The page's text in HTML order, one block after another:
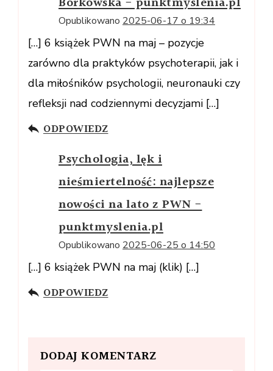
Opublikowano 2025-06-17 o 19:34
[…] 6 książek PWN na maj – pozycje
zarówno dla praktyków psychoterapii, jak i
dla miłośników psychologii, neuronauki czy
refleksji nad codziennymi decyzjami […]
ODPOWIEDZ
Psychologia, lęk i
nieśmiertelność: najlepsze
nowości na lato z PWN -
punktmyslenia.pl
Opublikowano 2025-06-25 o 14:50
[…] 6 książek PWN na maj (klik) […]
ODPOWIEDZ
DODAJ KOMENTARZ